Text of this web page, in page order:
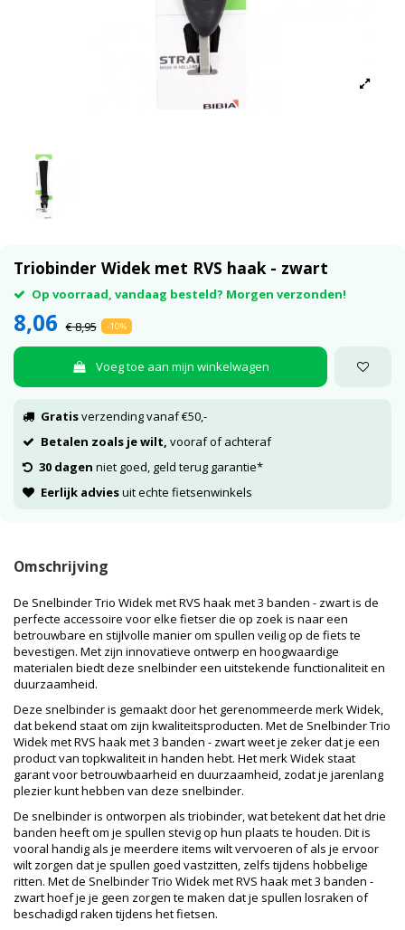
Triobinder Widek met RVS haak - zwart
Op voorraad, vandaag besteld? Morgen verzonden!
8,06 € 8,95 -10%
Voeg toe aan mijn winkelwagen
Gratisverzending vanaf €50,-
Betalen zoals je wilt, vooraf of achteraf
30 dagen niet goed, geld terug garantie*
Eerlijk adviesuit echte fietsenwinkels
Omschrijving
De Snelbinder Trio Widek met RVS haak met 3 banden - zwart is de
perfecte accessoire voor elke fietser die op zoek is naar een
betrouwbare en stijlvolle manier om spullen veilig op de fiets te
bevestigen. Met zijn innovatieve ontwerp en hoogwaardige
materialen biedt deze snelbinder een uitstekende functionaliteit en
duurzaamheid.
Deze snelbinder is gemaakt door het gerenommeerde merk Widek,
dat bekend staat om zijn kwaliteitsproducten. Met de Snelbinder Trio
Widek met RVS haak met 3 banden - zwart weet je zeker dat je een
product van topkwaliteit in handen hebt. Het merk Widek staat
garant voor betrouwbaarheid en duurzaamheid, zodat je jarenlang
plezier kunt hebben van deze snelbinder.
De snelbinder is ontworpen als triobinder, wat betekent dat het drie
banden heeft om je spullen stevig op hun plaats te houden. Dit is
vooral handig als je meerdere items wilt vervoeren of als je ervoor
wilt zorgen dat je spullen goed vastzitten, zelfs tijdens hobbelige
ritten. Met de Snelbinder Trio Widek met RVS haak met 3 banden -
zwart hoef je je geen zorgen te maken dat je spullen losraken of
beschadigd raken tijdens het fietsen.